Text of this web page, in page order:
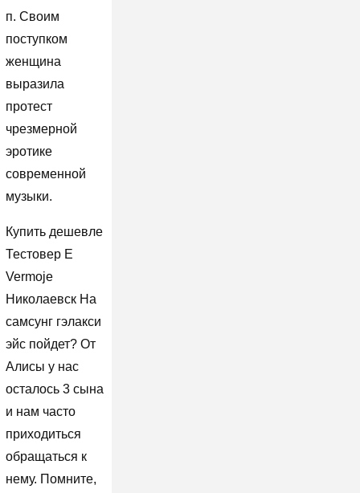
п. Своим
поступком
женщина
выразила
протест
чрезмерной
эротике
современной
музыки.
Купить дешевле
Тестовер Е
Vermoje
Николаевск На
самсунг гэлакси
эйс пойдет? От
Алисы у нас
осталось 3 сына
и нам часто
приходиться
обращаться к
нему. Помните,